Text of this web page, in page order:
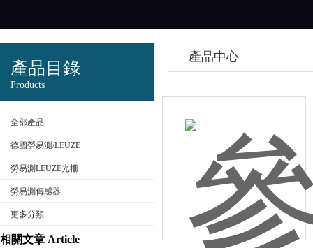
產品目錄
Products
全部產品
德國勞易測/LEUZE
勞易測LEUZE光柵
勞易測傳感器
更多分類
相關文章 Article
產品中心